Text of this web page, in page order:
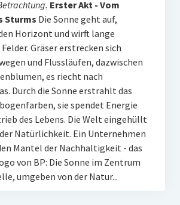
in Deutschland
Erster Akt - Vom
Sturms Die Sonne geht auf,
Horizont und wirft lange
Gräser erstrecken sich
und Flussläufen, dazwischen
es riecht nach
Durch die Sonne erstrahlt das
sie spendet Energie
des Lebens. Die Welt eingehüllt
Natürlichkeit. Ein Unternehmen
Mantel der Nachhaltigkeit - das
von BP: Die Sonne im Zentrum
umgeben von der Natur...